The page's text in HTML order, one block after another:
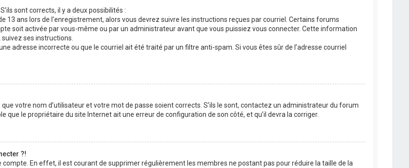
sont corrects, il y a deux possibilités :
13 ans lors de l’enregistrement, alors vous devrez suivre les instructions reçues par courriel. Certains forums
soit activée par vous-même ou par un administrateur avant que vous puissiez vous connecter. Cette information
ses instructions.
adresse incorrecte ou que le courriel ait été traité par un filtre anti-spam. Si vous êtes sûr de l’adresse courriel
votre nom d’utilisateur et votre mot de passe soient corrects. S’ils le sont, contactez un administrateur du forum
que le propriétaire du site Internet ait une erreur de configuration de son côté, et qu’il devra la corriger.
?!
compte. En effet, il est courant de supprimer régulièrement les membres ne postant pas pour réduire la taille de la